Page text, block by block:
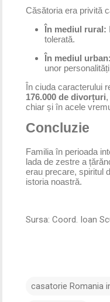
Căsătoria era privită
În mediul rural:
tolerată.
În mediul urban:
unor
În ciuda caracterului
176.000 de divorțuri
chiar și în acele
Concluzie
Familia în perioada
lada de zestre a
erau precare, spiritul
istoria noastră.
Sursa: Coord. Ioan
casatorie Romania